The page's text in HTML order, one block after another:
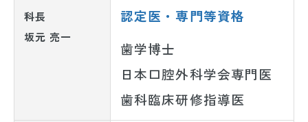
科長
坂元 亮一
認定医・専門等資格
歯学博士
日本口腔外科学会専門医
歯科臨床研修指導医